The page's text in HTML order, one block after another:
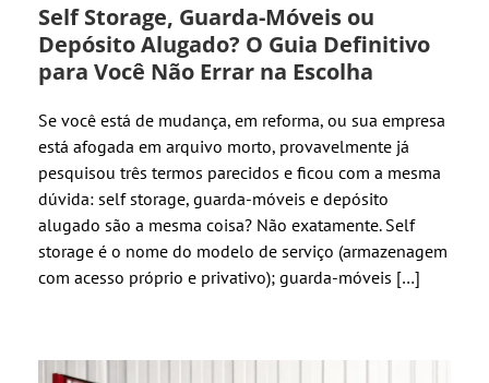
Self Storage, Guarda-Móveis ou
Depósito Alugado? O Guia Definitivo
para Você Não Errar na Escolha
Se você está de mudança, em reforma, ou sua empresa
está afogada em arquivo morto, provavelmente já
pesquisou três termos parecidos e ficou com a mesma
dúvida: self storage, guarda-móveis e depósito
alugado são a mesma coisa? Não exatamente. Self
storage é o nome do modelo de serviço (armazenagem
com acesso próprio e privativo); guarda-móveis […]